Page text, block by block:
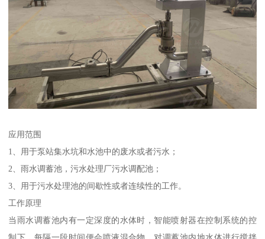
应用范围
1、用于泵站集水坑和水池中的废水或者污水；
2、雨水调蓄池，污水处理厂污水调配池；
3、用于污水处理池的间歇性或者连续性的工作。
工作原理
当雨水调蓄池内有一定深度的水体时，智能喷射器在控制系统的控
制下，每隔一段时间便会喷液混合物，对调蓄池内地水体进行搅拌